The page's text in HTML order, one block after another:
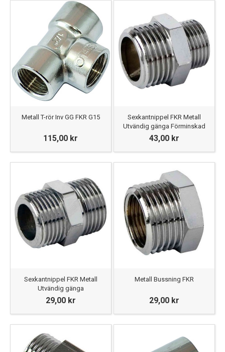
Metall T-rör Inv GG FKR G15
115,00 kr
Sexkantnippel FKR Metall
Utvändig gänga Förminskad
43,00 kr
Sexkantnippel FKR Metall
Utvändig gänga
29,00 kr
Metall Bussning FKR
29,00 kr